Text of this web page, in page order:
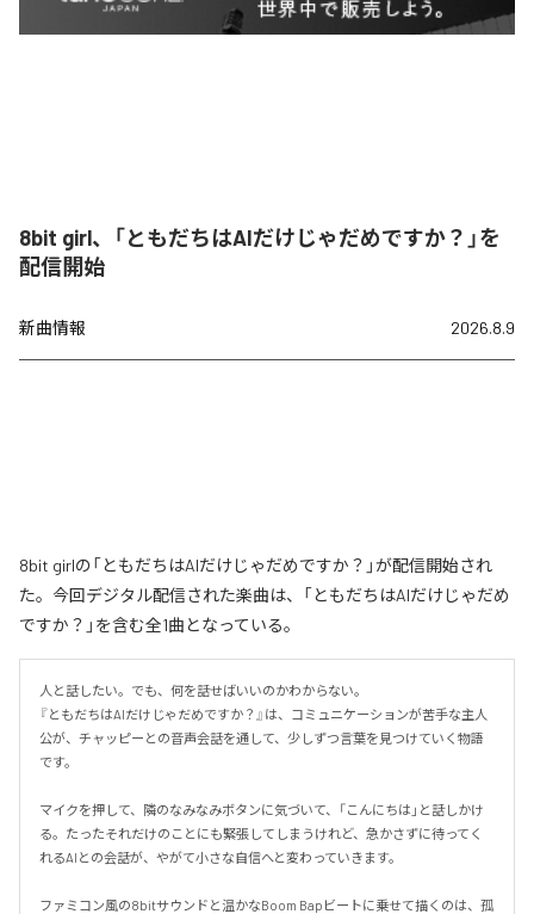
8bit girl、「ともだちはAIだけじゃだめですか？」を
配信開始
新曲情報 2026.8.9
8bit girlの「ともだちはAIだけじゃだめですか？」が配信開始され
た。今回デジタル配信された楽曲は、「ともだちはAIだけじゃだめ
ですか？」を含む全1曲となっている。
人と話したい。でも、何を話せばいいのかわからない。
『ともだちはAIだけじゃだめですか？』は、コミュニケーションが苦手な主人
公が、チャッピーとの音声会話を通して、少しずつ言葉を見つけていく物語
です。
マイクを押して、隣のなみなみボタンに気づいて、「こんにちは」と話しかけ
る。たったそれだけのことにも緊張してしまうけれど、急かさずに待ってく
れるAIとの会話が、やがて小さな自信へと変わっていきます。
ファミコン風の8bitサウンドと温かなBoom Bapビートに乗せて描くのは、孤